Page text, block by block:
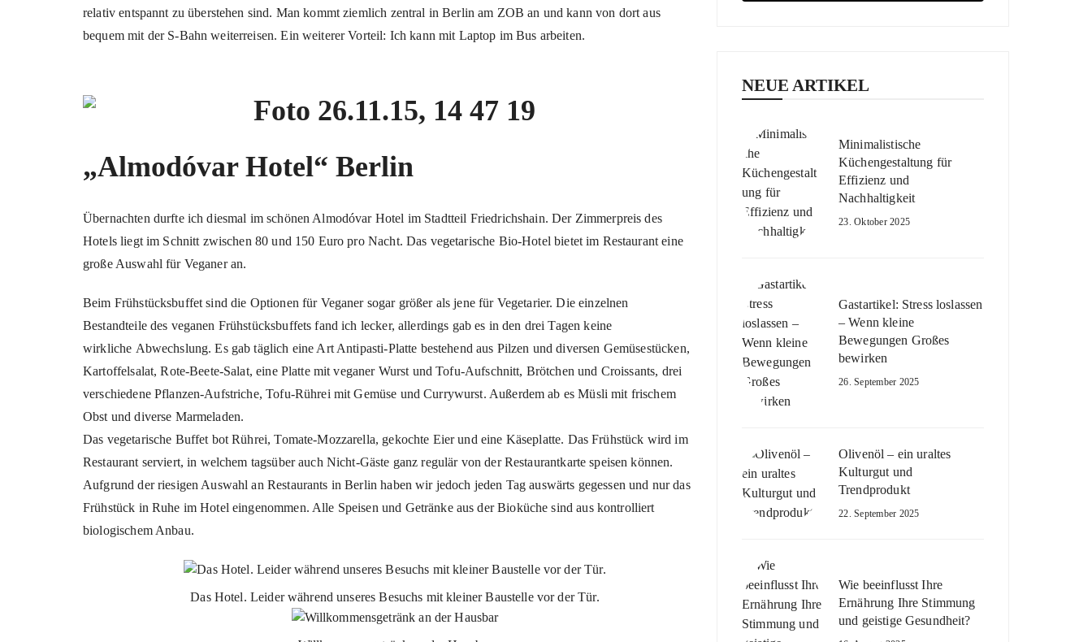
relativ entspannt zu überstehen sind. Man kommt ziemlich zentral in Berlin am ZOB an und kann von dort aus
bequem mit der S-Bahn weiterreisen. Ein weiterer Vorteil: Ich kann mit Laptop im Bus arbeiten.
„Almodóvar Hotel“ Berlin
Übernachten durfte ich diesmal im schönen Almodóvar Hotel im Stadtteil Friedrichshain. Der Zimmerpreis des
Hotels liegt im Schnitt zwischen 80 und 150 Euro pro Nacht. Das vegetarische Bio-Hotel bietet im Restaurant eine
große Auswahl für Veganer an.
Beim Frühstücksbuffet sind die Optionen für Veganer sogar größer als jene für Vegetarier. Die einzelnen
Bestandteile des veganen Frühstücksbuffets fand ich lecker, allerdings gab es in den drei Tagen keine
wirkliche Abwechslung. Es gab täglich eine Art Antipasti-Platte bestehend aus Pilzen und diversen Gemüsestücken,
Kartoffelsalat, Rote-Beete-Salat, eine Platte mit veganer Wurst und Tofu-Aufschnitt, Brötchen und Croissants, drei
verschiedene Pflanzen-Aufstriche, Tofu-Rührei mit Gemüse und Currywurst. Außerdem ab es Müsli mit frischem
Obst und diverse Marmeladen.
Das vegetarische Buffet bot Rührei, Tomate-Mozzarella, gekochte Eier und eine Käseplatte. Das Frühstück wird im
Restaurant serviert, in welchem tagsüber auch Nicht-Gäste ganz regulär von der Restaurantkarte speisen können.
Aufgrund der riesigen Auswahl an Restaurants in Berlin haben wir jedoch jeden Tag auswärts gegessen und nur das
Frühstück in Ruhe im Hotel eingenommen. Alle Speisen und Getränke aus der Bioküche sind aus kontrolliert
biologischem Anbau.
Das Hotel. Leider während unseres Besuchs mit kleiner Baustelle vor der Tür.
NEUE ARTIKEL
Minimalistische
Küchengestaltung für
Effizienz und
Nachhaltigkeit
23. Oktober 2025
Gastartikel: Stress loslassen
– Wenn kleine
Bewegungen Großes
bewirken
26. September 2025
Olivenöl – ein uraltes
Kulturgut und
Trendprodukt
22. September 2025
Wie beeinflusst Ihre
Ernährung Ihre Stimmung
und geistige Gesundheit?